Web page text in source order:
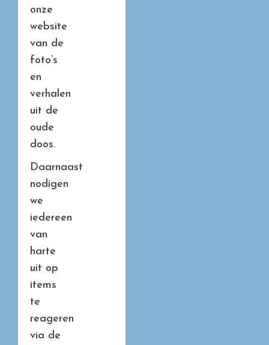
onze
website
van de
foto’s
en
verhalen
uit de
oude
doos.
Daarnaast
nodigen
we
iedereen
van
harte
uit op
items
te
reageren
via de